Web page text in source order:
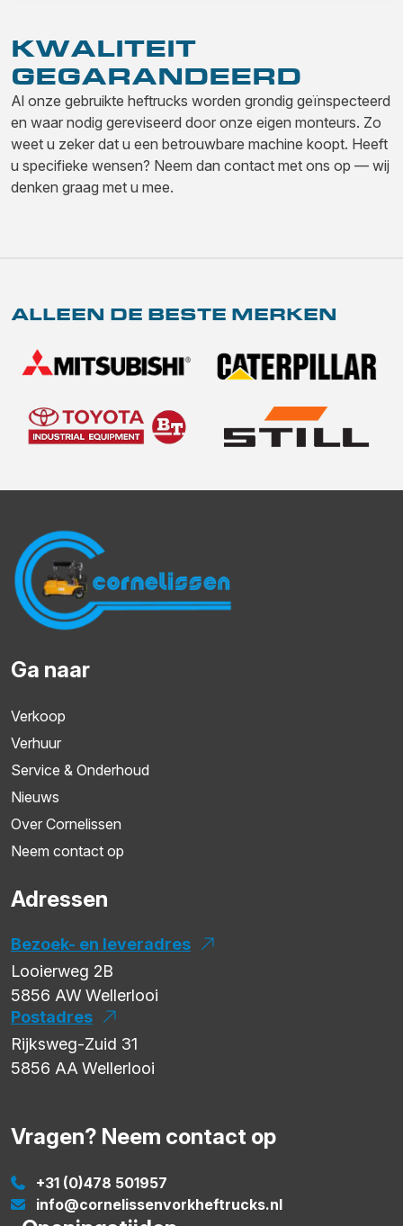
KWALITEIT
GEGARANDEERD
Al onze gebruikte heftrucks worden grondig geïnspecteerd
en waar nodig gereviseerd door onze eigen monteurs. Zo
weet u zeker dat u een betrouwbare machine koopt. Heeft
u specifieke wensen? Neem dan contact met ons op — wij
denken graag met u mee.
ALLEEN DE BESTE MERKEN
Ga naar
Verkoop
Verhuur
Service & Onderhoud
Nieuws
Over Cornelissen
Neem contact op
Adressen
Bezoek- en leveradres
Looierweg 2B
5856 AW Wellerlooi
Postadres
Rijksweg-Zuid 31
5856 AA Wellerlooi
Vragen? Neem contact op
+31 (0)478 501957
info@cornelissenvorkheftrucks.nl